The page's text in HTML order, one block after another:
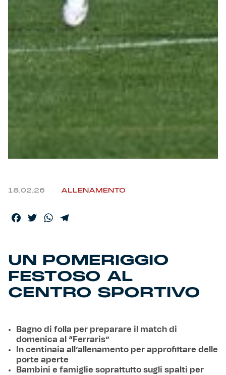
Fortissimo batte il mio cuor
18.02.26 ALLENAMENTO
Facebook
TwitterWhatsApp
UN POMERIGGIO
FESTOSO AL
CENTRO SPORTIVO
Bagno di folla per preparare il match di
domenica al “Ferraris”
In centinaia all’allenamento per approfittare delle
porte aperte
Bambini e famiglie soprattutto sugli spalti per